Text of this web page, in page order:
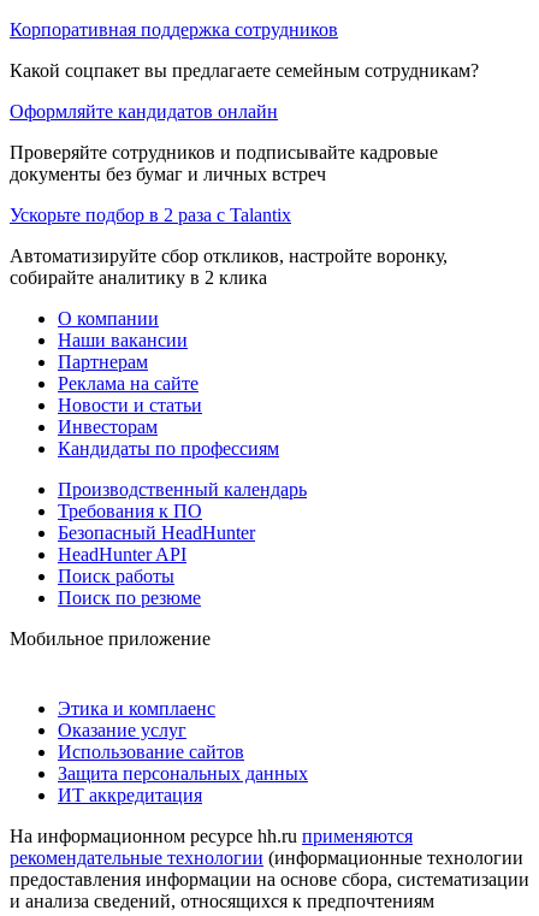
Корпоративная поддержка сотрудников
Какой соцпакет вы предлагаете семейным сотрудникам?
Оформляйте кандидатов онлайн
Проверяйте сотрудников и подписывайте кадровые
документы без бумаг и личных встреч
Ускорьте подбор в 2 раза с Talantix
Автоматизируйте сбор откликов, настройте воронку,
собирайте аналитику в 2 клика
О компании
Наши вакансии
Партнерам
Реклама на сайте
Новости и статьи
Инвесторам
Кандидаты по профессиям
Производственный календарь
Требования к ПО
Безопасный HeadHunter
HeadHunter API
Поиск работы
Поиск по резюме
Мобильное приложение
Этика и комплаенс
Оказание услуг
Использование сайтов
Защита персональных данных
ИТ аккредитация
На информационном ресурсе hh.ru применяются
рекомендательные технологии (информационные технологии
предоставления информации на основе сбора, систематизации
и анализа сведений, относящихся к предпочтениям